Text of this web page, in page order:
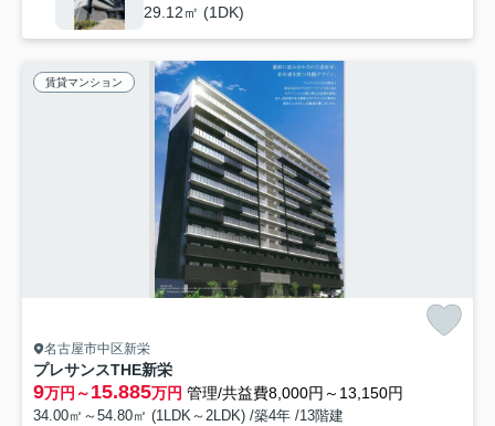
29.12㎡ (1DK)
賃貸マンション
名古屋市中区新栄
プレサンスTHE新栄
9万円～15.885万円 管理/共益費8,000円～13,150円
34.00㎡～54.80㎡ (1LDK～2LDK) /築4年 /13階建